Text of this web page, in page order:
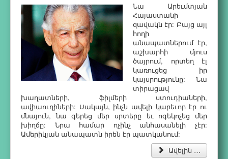
Նա Արեւմտյան
Հայաստանի
զավակն էր: Բայց այլ
հողի
անապատներում էր,
աշխարհի մյուս
ծայրում, որտեղ էլ
կառուցեց իր
կայսրությունը: Նա
տիրացավ
խաղատների, ֆիլմերի ստուդիաների,
ավիաուղիների: Սակայն, ինչն ավելի կարեւոր էր ու
մնայուն, նա գերեց մեր սրտերը եւ ոգեկոչեց մեր
խիղճը: Նրա համար ոչինչ անհասանելի չէր:
Ամերիկյան անապատն իրեն էր պատկանում:
Ավելին …